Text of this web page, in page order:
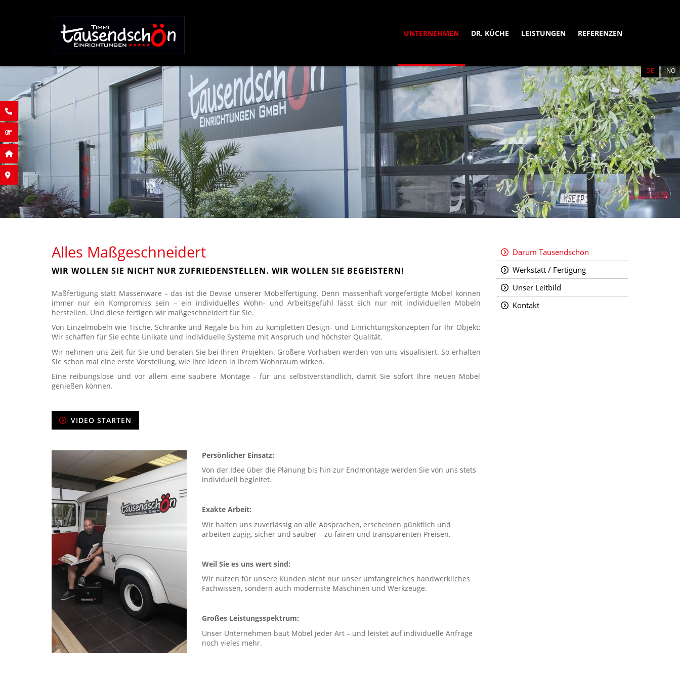
UNTERNEHMEN DR. KÜCHE LEISTUNGEN REFERENZEN
DE NB
Alles Maßgeschneidert
WIR WOLLEN SIE NICHT NUR ZUFRIEDENSTELLEN. WIR WOLLEN SIE BEGEISTERN!
Maßfertigung statt Massenware – das ist die Devise unserer Möbelfertigung. Denn massenhaft vorgefertigte Möbel können
immer nur ein Kompromiss sein – ein individuelles Wohn- und Arbeitsgefühl lässt sich nur mit individuellen Möbeln
herstellen. Und diese fertigen wir maßgeschneidert für Sie.
Von Einzelmöbeln wie Tische, Schränke und Regale bis hin zu kompletten Design- und Einrichtungskonzepten für Ihr Objekt:
Wir schaffen für Sie echte Unikate und individuelle Systeme mit Anspruch und höchster Qualität.
Wir nehmen uns Zeit für Sie und beraten Sie bei Ihren Projekten. Größere Vorhaben werden von uns visualisiert. So erhalten
Sie schon mal eine erste Vorstellung, wie Ihre Ideen in Ihrem Wohnraum wirken.
Eine reibungslose und vor allem eine saubere Montage - für uns selbstverständlich, damit Sie sofort Ihre neuen Möbel
genießen können.
VIDEO STARTEN
Persönlicher Einsatz:
Von der Idee über die Planung bis hin zur Endmontage werden Sie von uns stets
individuell begleitet.
Exakte Arbeit:
Wir halten uns zuverlässig an alle Absprachen, erscheinen pünktlich und
arbeiten zügig, sicher und sauber – zu fairen und transparenten Preisen.
Weil Sie es uns wert sind:
Wir nutzen für unsere Kunden nicht nur unser umfangreiches handwerkliches
Fachwissen, sondern auch modernste Maschinen und Werkzeuge.
Großes Leistungsspektrum:
Unser Unternehmen baut Möbel jeder Art – und leistet auf individuelle Anfrage
noch vieles mehr.
Darum Tausendschön
Werkstatt / Fertigung
Unser Leitbild
Kontakt